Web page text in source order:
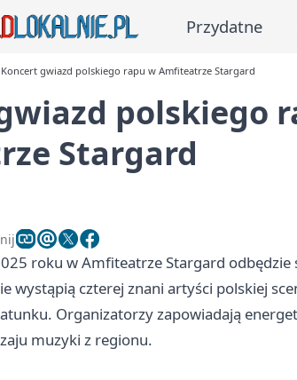
Przydatne
Koncert gwiazd polskiego rapu w Amfiteatrze Stargard
polskiego
Stargard
roku w Amfiteatrze Stargard
wystąpią czterej znani artyści polskiej
Organizatorzy zapowiadają
muzyki z regionu.